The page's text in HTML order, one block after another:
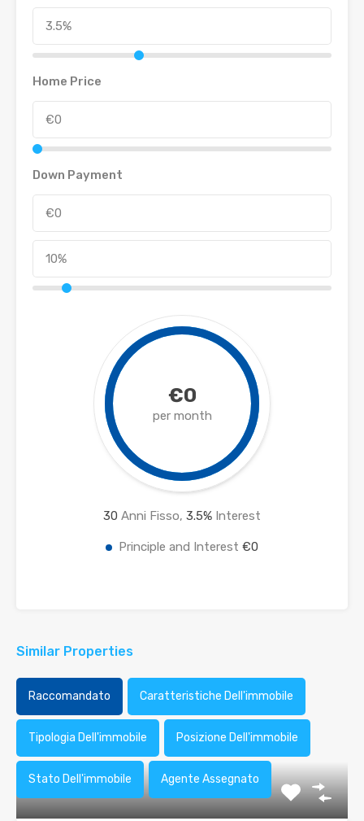
Home Price
Down Payment
€0
per month
30 Anni Fisso, 3.5% Interest
Principle and Interest €0
Similar Properties
Raccomandato Caratteristiche Dell'immobile
Tipologia Dell'immobile Posizione Dell'immobile
Stato Dell'immobile Agente Assegnato